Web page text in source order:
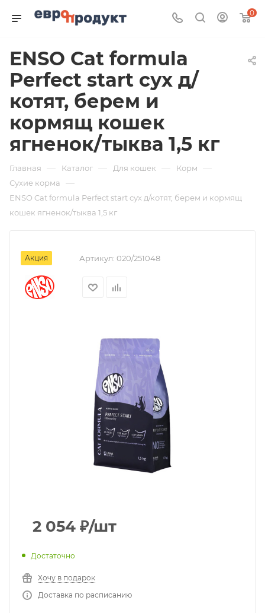
0
ENSO Cat formula
Perfect start сух д/
котят, берем и
кормящ кошек
ягненок/тыква 1,5 кг
Главная — Каталог — Для кошек — Корм —
Сухие корма —
ENSO Cat formula Perfect start сух д/котят, берем и кормящ
кошек ягненок/тыква 1,5 кг
Акция Артикул: 020/251048
2 054 ₽/шт
Достаточно
Хочу в подарок
Доставка по расписанию